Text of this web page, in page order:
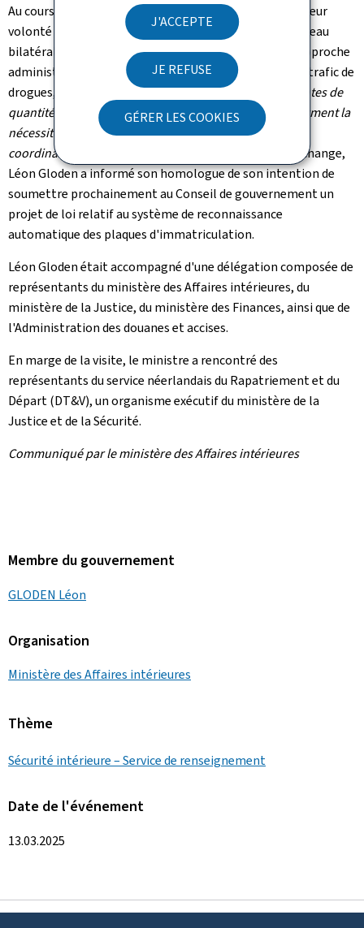
J'ACCEPTE
JE REFUSE
GÉRER LES COOKIES
Au cours de cette entrevue, les ministres ont exprimé leur
volonté d'intensifier la collaboration, aussi bien au niveau
bilatéral qu'au sein du Benelux, dans le domaine de l'approche
administrative. S'agissant de la problématique liée au trafic de
drogues, Léon Gloden a précisé:"Les deux saisies récentes de
quantités historiques de cocaïne au Luxembourg confirment la
nécessité d'une approche multidisciplinaire en étroite
coordination avec les autres ministères"
. Lors de cet échange,
Léon Gloden a informé son homologue de son intention de
soumettre prochainement au Conseil de gouvernement un
projet de loi relatif au système de reconnaissance
automatique des plaques d'immatriculation.
Léon Gloden était accompagné d'une délégation composée de
représentants du ministère des Affaires intérieures, du
ministère de la Justice, du ministère des Finances, ainsi que de
l'Administration des douanes et accises.
En marge de la visite, le ministre a rencontré des
représentants du service néerlandais du Rapatriement et du
Départ (DT&V), un organisme exécutif du ministère de la
Justice et de la Sécurité.
Communiqué par le ministère des Affaires intérieures
Membre du gouvernement
GLODEN Léon
Organisation
Ministère des Affaires intérieures
Thème
Sécurité intérieure – Service de renseignement
Date de l'événement
13.03.2025